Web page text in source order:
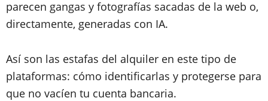
parecen gangas y fotografías sacadas de la web o,
directamente, generadas con IA.
Así son las estafas del alquiler en este tipo de
plataformas: cómo identificarlas y protegerse para
que no vacíen tu cuenta bancaria.